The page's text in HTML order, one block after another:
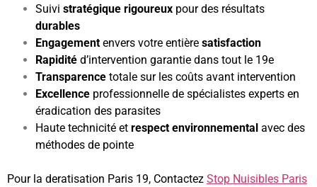
Suivi stratégique rigoureux pour des résultats
durables
Engagement envers votre entière satisfaction
Rapidité d’intervention garantie dans tout le 19e
Transparence totale sur les coûts avant intervention
Excellence professionnelle de spécialistes experts en
éradication des parasites
Haute technicité et respect environnemental avec des
méthodes de pointe
Pour la deratisation Paris 19, Contactez Stop Nuisibles Paris